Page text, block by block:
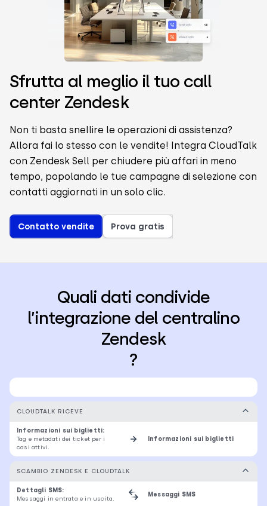
Sfrutta al meglio il tuo call
center Zendesk
Non ti basta snellire le operazioni di assistenza?
Allora fai lo stesso con le vendite! Integra CloudTalk
con Zendesk Sell per chiudere più affari in meno
tempo, popolando le tue campagne di selezione con
contatti aggiornati in un solo clic.
Contatto vendite Prova gratis
Quali dati condivide
l’integrazione del centralino
Zendesk
?
CLOUDTALK RICEVE
Informazioni sui biglietti:
Tag e metadati dei ticket per i
casi attivi.
Informazioni sui biglietti
SCAMBIO ZENDESK E CLOUDTALK
Dettagli SMS:
Messaggi in entrata e in uscita.
Messaggi SMS